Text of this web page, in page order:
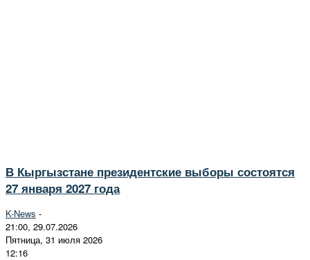
В Кыргызстане президентские выборы состоятся
27 января 2027 года
K-News -
21:00, 29.07.2026
Пятница, 31 июля 2026
12:16